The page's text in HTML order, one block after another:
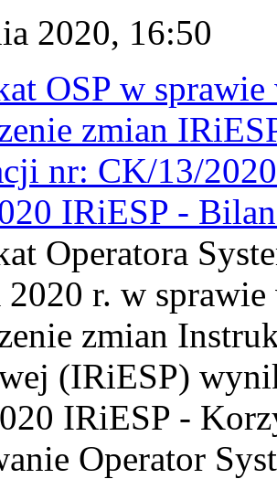
2020, 16:50
OSP w sprawie
zmian
nr: CK/13/
IRiESP -
Operatora
2020 r. w
zmian
(IRiESP)
IRiESP -
Operator